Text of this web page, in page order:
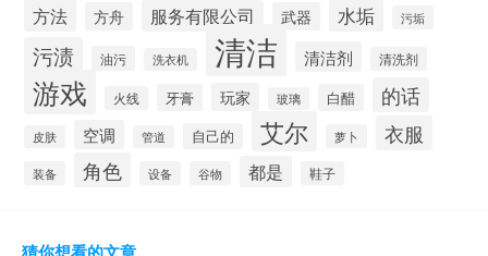
方法 方舟 服务有限公司 武器 水垢 污垢
污渍 油污 洗衣机 清洁 清洁剂 清洗剂
游戏 火线 牙膏 玩家 玻璃 白醋 的话
皮肤 空调 管道 自己的 艾尔 萝卜 衣服
装备 角色 设备 谷物 都是 鞋子